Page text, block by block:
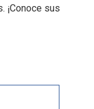
¡Conoce sus